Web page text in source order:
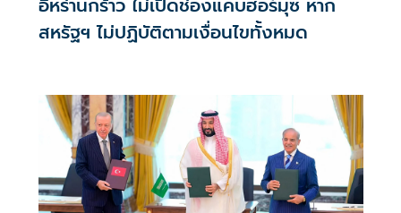
อิหร่านกร้าว ไม่เปิดช่องแคบฮอร์มุซ หาก
สหรัฐฯ ไม่ปฏิบัติตามเงื่อนไขทั้งหมด